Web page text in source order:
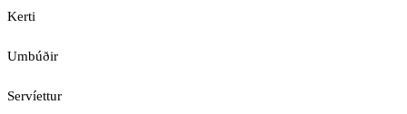
Kerti
Umbúðir
Servíettur